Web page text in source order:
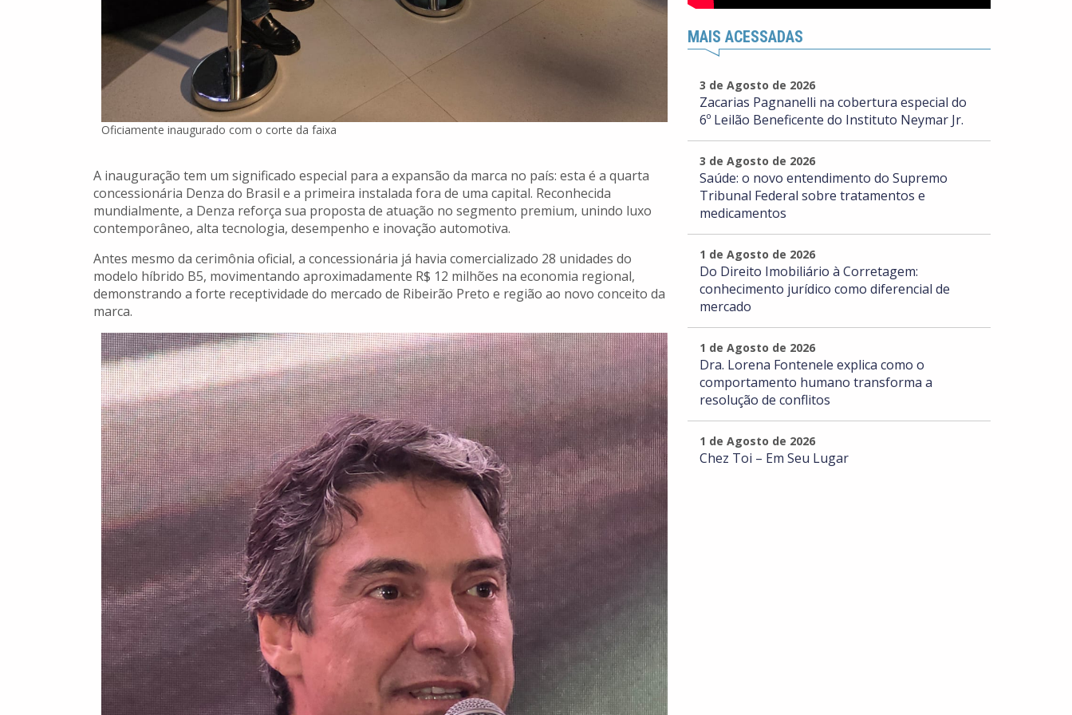
Oficiamente inaugurado com o corte da faixa
A inauguração tem um significado especial para a expansão da marca no país: esta é a quarta
concessionária Denza do Brasil e a primeira instalada fora de uma capital. Reconhecida
mundialmente, a Denza reforça sua proposta de atuação no segmento premium, unindo luxo
contemporâneo, alta tecnologia, desempenho e inovação automotiva.
Antes mesmo da cerimônia oficial, a concessionária já havia comercializado 28 unidades do
modelo híbrido B5, movimentando aproximadamente R$ 12 milhões na economia regional,
demonstrando a forte receptividade do mercado de Ribeirão Preto e região ao novo conceito da
marca.
MAIS ACESSADAS
3 de Agosto de 2026
Zacarias Pagnanelli na cobertura especial do
6º Leilão Beneficente do Instituto Neymar Jr.
3 de Agosto de 2026
Saúde: o novo entendimento do Supremo
Tribunal Federal sobre tratamentos e
medicamentos
1 de Agosto de 2026
Do Direito Imobiliário à Corretagem:
conhecimento jurídico como diferencial de
mercado
1 de Agosto de 2026
Dra. Lorena Fontenele explica como o
comportamento humano transforma a
resolução de conflitos
1 de Agosto de 2026
Chez Toi – Em Seu Lugar